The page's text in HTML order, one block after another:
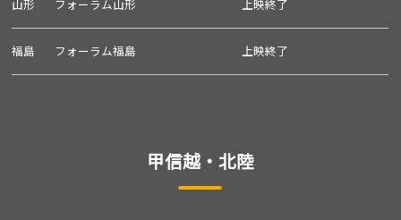
山形 フォーラム山形 上映終了
福島 フォーラム福島 上映終了
甲信越・北陸